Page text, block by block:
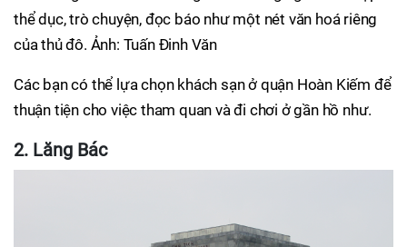
thể dục, trò chuyện, đọc báo như một nét văn hoá riêng
của thủ đô. Ảnh: Tuấn Đinh Văn
Các bạn có thể lựa chọn khách sạn ở quận Hoàn Kiếm để
thuận tiện cho việc tham quan và đi chơi ở gần hồ như.
2. Lăng Bác